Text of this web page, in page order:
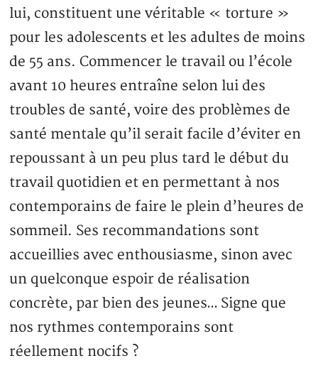
lui, constituent une véritable « torture »
pour les adolescents et les adultes de moins
de 55 ans. Commencer le travail ou l’école
avant 10 heures entraîne selon lui des
troubles de santé, voire des problèmes de
santé mentale qu’il serait facile d’éviter en
repoussant à un peu plus tard le début du
travail quotidien et en permettant à nos
contemporains de faire le plein d’heures de
sommeil. Ses recommandations sont
accueillies avec enthousiasme, sinon avec
un quelconque espoir de réalisation
concrète, par bien des jeunes… Signe que
nos rythmes contemporains sont
réellement nocifs ?